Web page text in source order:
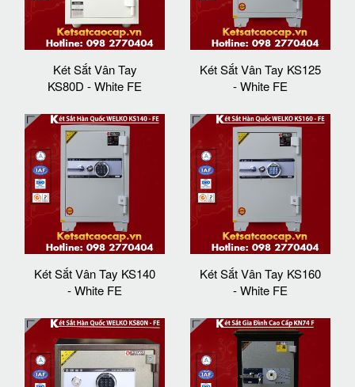
Két Sắt Vân Tay
KS80D - White FE
Két Sắt Vân Tay KS125
- White FE
Két Sắt Vân Tay KS140
- White FE
Két Sắt Vân Tay KS160
- White FE